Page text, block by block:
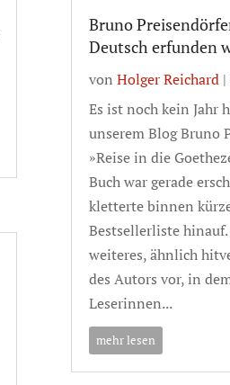
Bruno
Deutsch erfunden
vonHolger Reichard |
Es ist noch kein Jahr
unserem Blog Bruno
»Reise in die
Buch war gerade
kletterte binnen
Bestsellerliste
weiteres, ähnlich
des Autors vor, in
Leserinnen...
mehr lesen